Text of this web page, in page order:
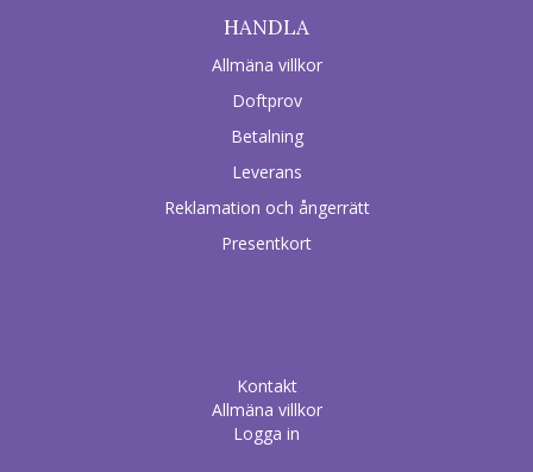
HANDLA
Allmäna villkor
Doftprov
Betalning
Leverans
Reklamation och ångerrätt
Presentkort
Kontakt
Allmäna villkor
Logga in